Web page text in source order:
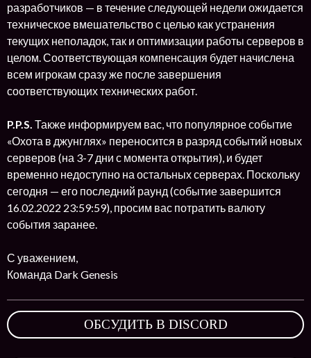
разработчиков — в течение следующей недели ожидается
техническое вмешательство с целью как устранения
текущих неполадок, так и оптимизации работы серверов в
целом. Соответствующая компенсация будет начислена
всем игрокам сразу же после завершения
соответствующих технических работ.
P.P.S. Также информируем вас, что популярное событие
«Охота в джунглях» переносится в разряд событий новых
серверов (на 3-7 дни с момента открытия), и будет
временно недоступно на остальных серверах. Поскольку
сегодня — его последний раунд (событие завершится
16.02.2022 23:59:59), просим вас потратить валюту
события заранее.
С уважением,
Команда Dark Genesis
ОБСУДИТЬ В DISCORD